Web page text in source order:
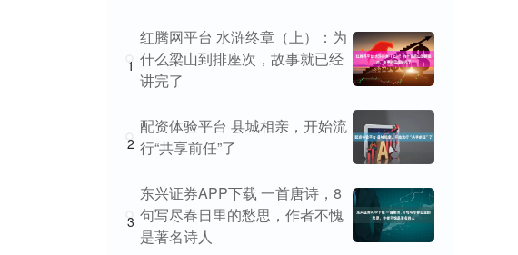
1
红腾网平台 水浒终章（上）：为
什么梁山到排座次，故事就已经
讲完了
2
配资体验平台 县城相亲，开始流
行“共享前任”了
3
东兴证券APP下载 一首唐诗，8
句写尽春日里的愁思，作者不愧
是著名诗人